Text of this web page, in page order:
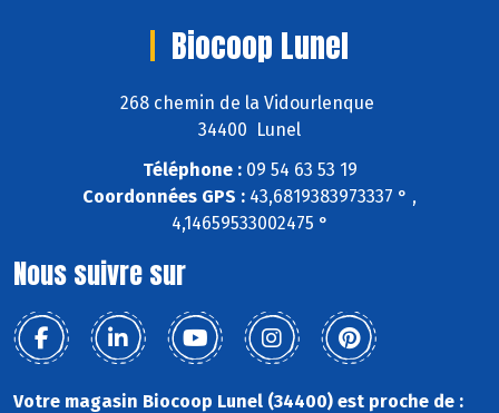
Biocoop Lunel
268 chemin de la Vidourlenque
34400 Lunel
Téléphone :09 54 63 53 19
Coordonnées GPS : 43,6819383973337 ° ,
4,14659533002475 °
Nous suivre sur
Votre magasin Biocoop Lunel (34400) est proche de :